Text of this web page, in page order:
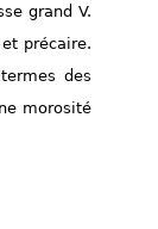
grand V.
précaire.
des
morosité